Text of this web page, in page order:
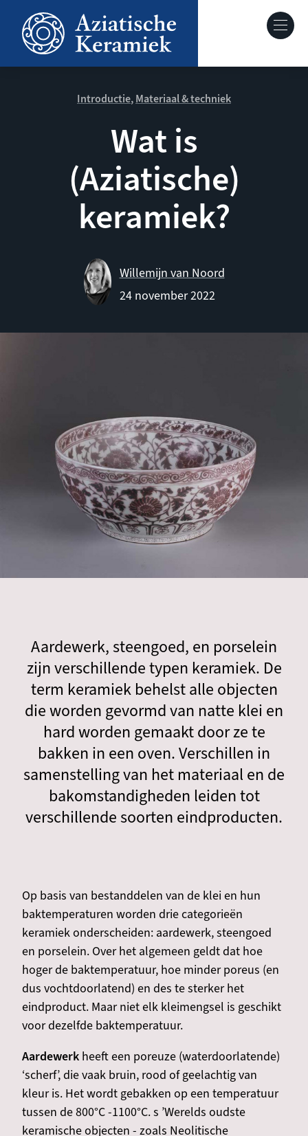
Overslaan
naar
Over deze site
Keramiek in context
Introductie Materiaal & techniek
Wat is
(Aziatische)
keramiek?
Willemijn van Noord
24 november 2022
Aardewerk, steengoed, en porselein
zijn verschillende typen keramiek. De
term keramiek behelst alle objecten
die worden gevormd van natte klei en
hard worden gemaakt door ze te
bakken in een oven. Verschillen in
samenstelling van het materiaal en de
bakomstandigheden leiden tot
verschillende soorten eindproducten.
Op basis van bestanddelen van de klei en hun
baktemperaturen worden drie categorieën
keramiek onderscheiden: aardewerk, steengoed
en porselein. Over het algemeen geldt dat hoe
hoger de baktemperatuur, hoe minder poreus (en
dus vochtdoorlatend) en des te sterker het
eindproduct. Maar niet elk kleimengsel is geschikt
voor dezelfde baktemperatuur.
Aardewerk heeft een poreuze (waterdoorlatende)
‘scherf’, die vaak bruin, rood of geelachtig van
kleur is. Het wordt gebakken op een temperatuur
tussen de 800°C -1100°C. s ’Werelds oudste
keramische objecten - zoals Neolitische